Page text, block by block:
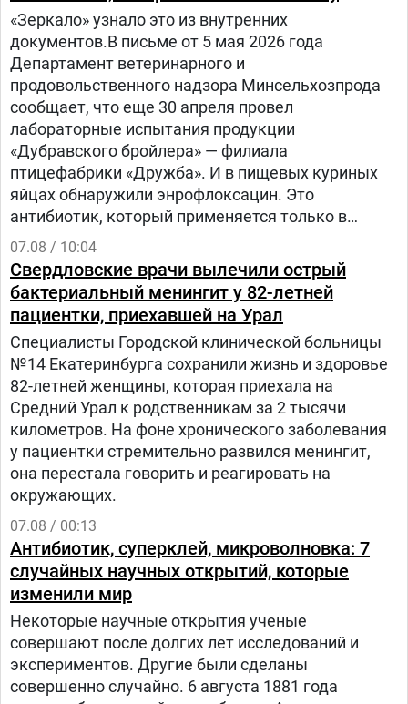
«Зеркало» узнало это из внутренних
документов.В письме от 5 мая 2026 года
Департамент ветеринарного и
продовольственного надзора Минсельхозпрода
сообщает, что еще 30 апреля провел
лабораторные испытания продукции
«Дубравского бройлера» — филиала
птицефабрики «Дружба». И в пищевых куриных
яйцах обнаружили энрофлоксацин. Это
антибиотик, который применяется только в
ветеринарии для лечения сельскохозяйственных,
домашних животных и птиц.
07.08 / 10:04
Свердловские врачи вылечили острый
бактериальный менингит у 82-летней
пациентки, приехавшей на Урал
Специалисты Городской клинической больницы
№14 Екатеринбурга сохранили жизнь и здоровье
82-летней женщины, которая приехала на
Средний Урал к родственникам за 2 тысячи
километров. На фоне хронического заболевания
у пациентки стремительно развился менингит,
она перестала говорить и реагировать на
окружающих.
07.08 / 00:13
Антибиотик, суперклей, микроволновка: 7
случайных научных открытий, которые
изменили мир
Некоторые научные открытия ученые
совершают после долгих лет исследований и
экспериментов. Другие были сделаны
совершенно случайно. 6 августа 1881 года